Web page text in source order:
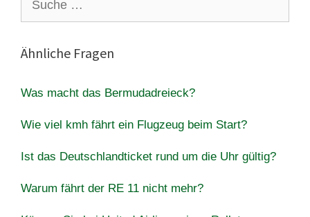
nach:
Ähnliche Fragen
Was macht das Bermudadreieck?
Wie viel kmh fährt ein Flugzeug beim Start?
Ist das Deutschlandticket rund um die Uhr gültig?
Warum fährt der RE 11 nicht mehr?